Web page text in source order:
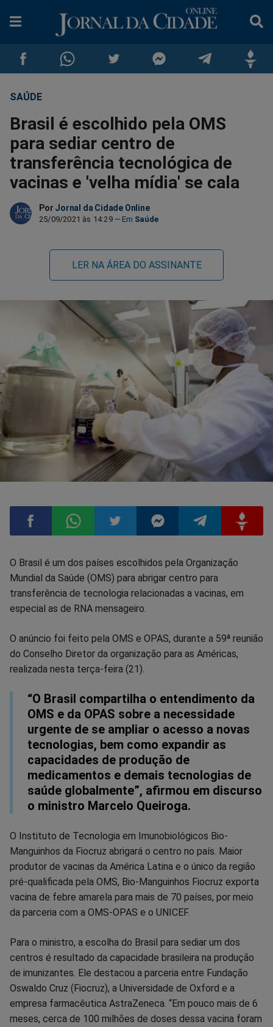
Compartilhar
no
Facebook
no
Whatsapp
no
Twitter
no
Messenger
no
Telegram
SAÚDE
Brasil é escolhido pela OMS
para sediar centro de
transferência tecnológica de
vacinas e 'velha mídia' se cala
Por Jornal da Cidade Online
25/09/2021 às 14:29 Saúde
LER NA ÁREA DO ASSINANTE
Compartilhar
no
Compartilhar
no
Compartilhar
no
Compartilhar
no
Compartilhar
no
no
O Brasil é um dos países escolhidos pela Organização
Mundial da Saúde (OMS) para abrigar centro para
transferência de tecnologia relacionadas a vacinas, em
especial as de RNA mensageiro.
O anúncio foi feito pela OMS e OPAS, durante a 59ª reunião
do Conselho Diretor da organização para as Américas,
realizada nesta terça-feira (21).
“O Brasil compartilha o entendimento da
OMS e da OPAS sobre a necessidade
urgente de se ampliar o acesso a novas
tecnologias, bem como expandir as
capacidades de produção de
medicamentos e demais tecnologias de
saúde globalmente”, afirmou em discurso
o ministro Marcelo Queiroga.
O Instituto de Tecnologia em Imunobiológicos Bio-
Manguinhos da Fiocruz abrigará o centro no país. Maior
produtor de vacinas da América Latina e o único da região
pré-qualificada pela OMS, Bio-Manguinhos Fiocruz exporta
vacina de febre amarela para mais de 70 países, por meio
da parceria com a OMS-OPAS e o UNICEF.
Para o ministro, a escolha do Brasil para sediar um dos
centros é resultado da capacidade brasileira na produção
de imunizantes. Ele destacou a parceria entre Fundação
Oswaldo Cruz (Fiocruz), a Universidade de Oxford e a
empresa farmacêutica AstraZeneca. “Em pouco mais de 6
meses, cerca de 100 milhões de doses dessa vacina foram